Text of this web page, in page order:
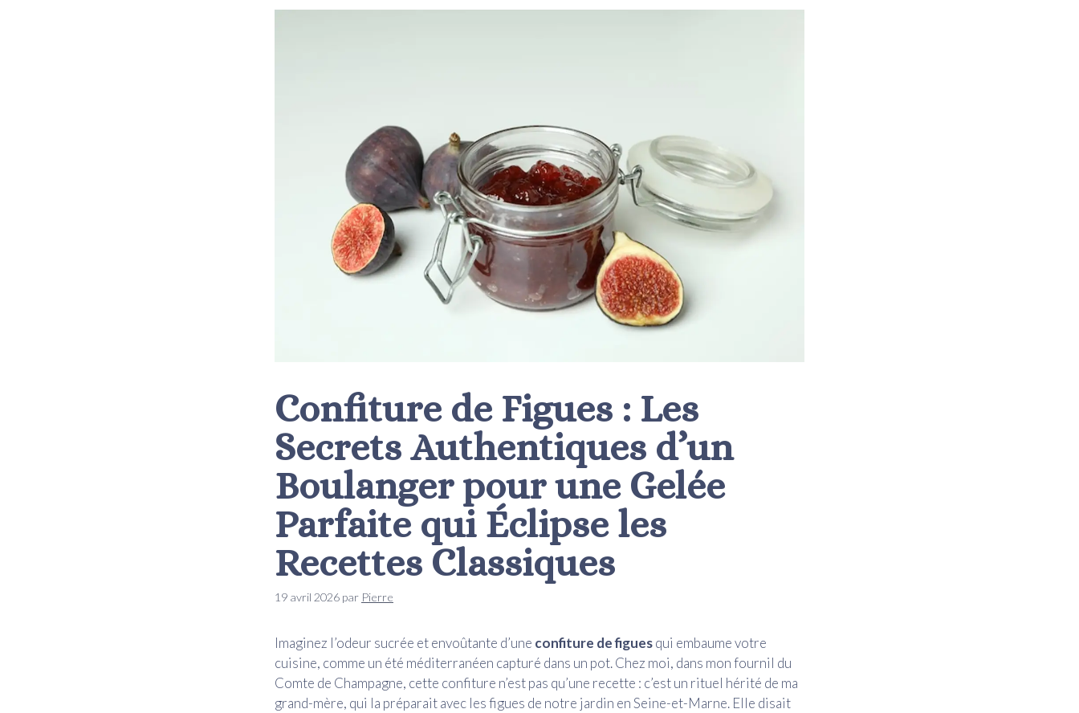
Confiture de Figues : Les
Secrets Authentiques d’un
Boulanger pour une Gelée
Parfaite qui Éclipse les
Recettes Classiques
19 avril 2026 par Pierre
Imaginez l’odeur sucrée et envoûtante d’une confiture de figuesqui embaume votre
cuisine, comme un été méditerranéen capturé dans un pot. Chez moi, dans mon fournil du
Comte de Champagne, cette confiture n’est pas qu’une recette : c’est un rituel hérité de ma
grand-mère, qui la préparait avec les figues de notre jardin en Seine-et-Marne. Elle disait